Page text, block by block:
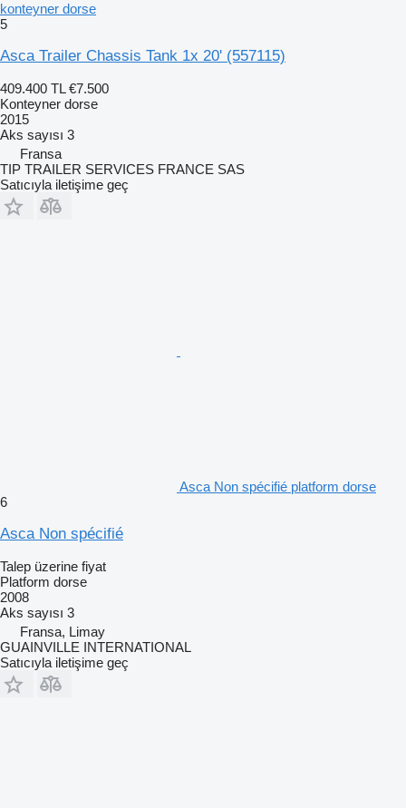
konteyner dorse
5
Asca Trailer Chassis Tank 1x 20' (557115)
409.400 TL €7.500
Konteyner dorse
2015
Aks sayısı 3
Fransa
TIP TRAILER SERVICES FRANCE SAS
Satıcıyla iletişime geç
Asca Non spécifié platform dorse
6
Asca Non spécifié
Talep üzerine fiyat
Platform dorse
2008
Aks sayısı 3
Fransa, Limay
GUAINVILLE INTERNATIONAL
Satıcıyla iletişime geç